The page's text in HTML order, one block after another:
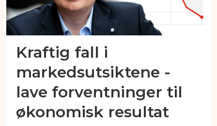
Kraftig fall i
markedsutsiktene -
lave forventninger til
økonomisk resultat